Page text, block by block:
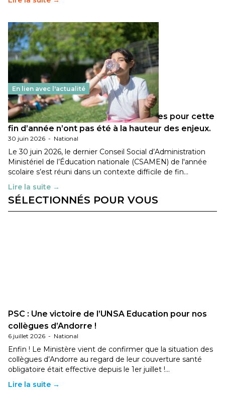
En lien avec l'actualité
Les décisions ministérielles attendues pour cette
fin d’année n’ont pas été à la hauteur des enjeux.
30 juin 2026 - National
Le 30 juin 2026, le dernier Conseil Social d’Administration
Ministériel de l’Éducation nationale (CSAMEN) de l'année
scolaire s’est réuni dans un contexte difficile de fin…
Lire la suite →
SÉLECTIONNÉS POUR VOUS
PSC : Une victoire de l’UNSA Education pour nos
collègues d’Andorre !
6 juillet 2026 - National
Enfin ! Le Ministère vient de confirmer que la situation des
collègues d’Andorre au regard de leur couverture santé
obligatoire était effective depuis le 1er juillet !…
Lire la suite →